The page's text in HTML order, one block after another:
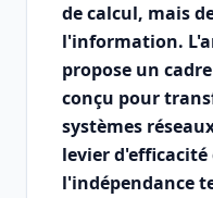
de calcul, mais
l'information.
propose un
conçu pour
systèmes
levier d'efficacité
l'indépendance